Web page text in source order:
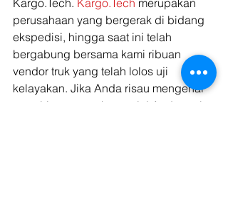
Kargo.Tech. Kargo.Tech merupakan
perusahaan yang bergerak di bidang
ekspedisi, hingga saat ini telah
bergabung bersama kami ribuan
vendor truk yang telah lolos uji
kelayakan. Jika Anda risau mengenai
pengiriman pupuk, saat ini Anda perlu